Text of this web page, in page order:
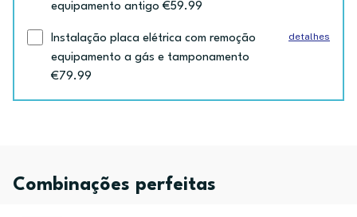
equipamento antigo €59.99
Instalação placa elétrica com remoção
equipamento a gás e tamponamento
€79.99
detalhes
Combinações perfeitas